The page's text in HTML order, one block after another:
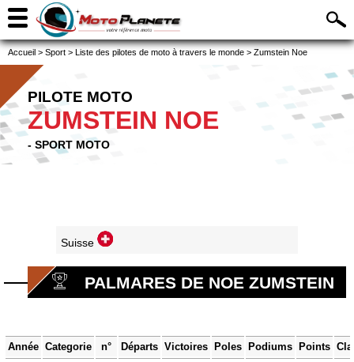
Accueil > Sport > Liste des pilotes de moto à travers le monde > Zumstein Noe
PILOTE MOTO
ZUMSTEIN NOE
- SPORT MOTO
Suisse
PALMARES DE NOE ZUMSTEIN
Année Categorie n° Départs Victoires Poles Podiums Points